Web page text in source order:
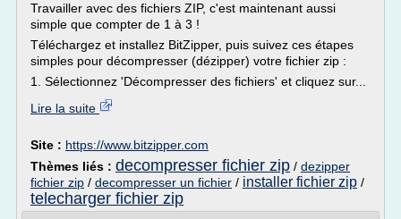
Travailler avec des fichiers ZIP, c'est maintenant aussi
simple que compter de 1 à 3 !
Téléchargez et installez BitZipper, puis suivez ces étapes
simples pour décompresser (dézipper) votre fichier zip :
1. Sélectionnez 'Décompresser des fichiers' et cliquez sur...
Lire la suite
Site : https://www.bitzipper.com
Thèmes liés : decompresser fichier zip / dezipper
fichier zip / decompresser un fichier / installer fichier zip /
telecharger fichier zip